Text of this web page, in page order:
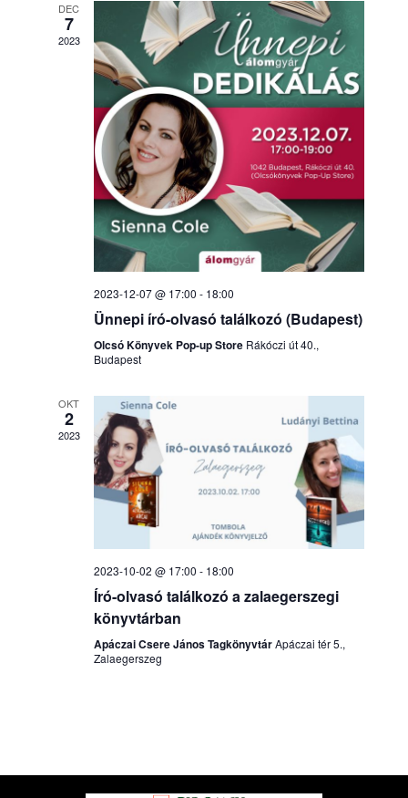
DEC
7
2023
2023-12-07 @ 17:00 - 18:00
Ünnepi író-olvasó találkozó (Budapest)
Olcsó Könyvek Pop-up Store Rákóczi út 40.,
Budapest
OKT
2
2023
2023-10-02 @ 17:00 - 18:00
Író-olvasó találkozó a zalaegerszegi
könyvtárban
Apáczai Csere János TagkönyvtárApáczai tér 5.,
Zalaegerszeg